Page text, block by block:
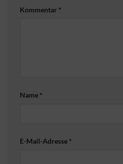
Kommentar *
Name *
E-Mail-Adresse *